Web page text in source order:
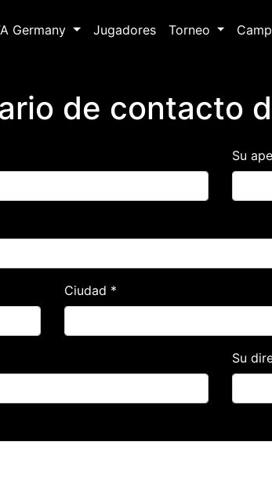
Germany Jugadores Torneo
de contacto
Su
Ciudad *
Su